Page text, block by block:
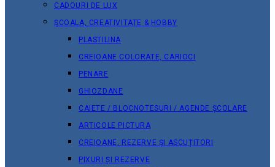
CADOURI DE LUX
ȘCOALA, CREATIVITATE & HOBBY
PLASTILINA
CREIOANE COLORATE, CARIOCI
PENARE
GHIOZDANE
CAIETE / BLOCNOTESURI / AGENDE ȘCOLARE
ARTICOLE PICTURA
CREIOANE, REZERVE ȘI ASCUȚITORI
PIXURI ȘI REZERVE